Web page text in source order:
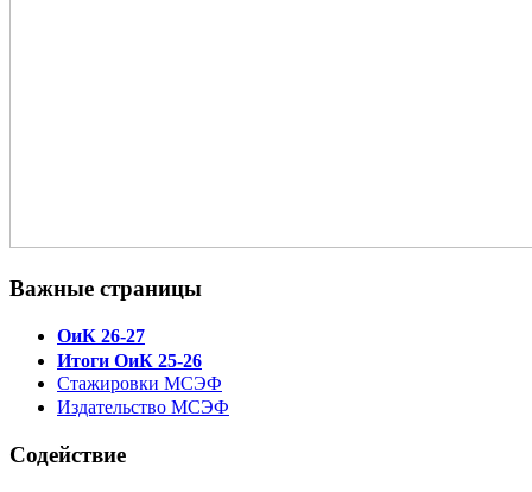
Важные страницы
ОиК 26-27
Итоги ОиК 25-26
Стажировки МСЭФ
Издательство МСЭФ
Содействие